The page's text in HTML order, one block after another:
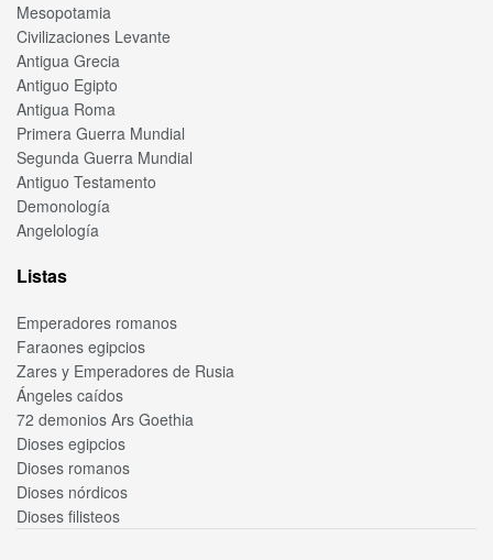
Mesopotamia
Civilizaciones Levante
Antigua Grecia
Antiguo Egipto
Antigua Roma
Primera Guerra Mundial
Segunda Guerra Mundial
Antiguo Testamento
Demonología
Angelología
Listas
Emperadores romanos
Faraones egipcios
Zares y Emperadores de Rusia
Ángeles caídos
72 demonios Ars Goethia
Dioses egipcios
Dioses romanos
Dioses nórdicos
Dioses filisteos